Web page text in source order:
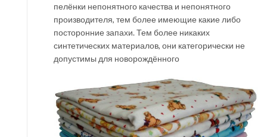
пелёнки непонятного качества и непонятного
производителя, тем более имеющие какие либо
посторонние запахи. Тем более никаких
синтетических материалов, они категорически не
допустимы для новорождённого